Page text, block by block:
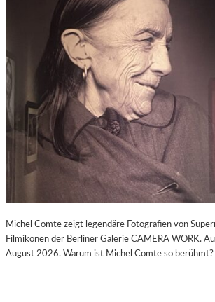
Michel Comte zeigt legendäre Fotografien von
Filmikonen der Berliner Galerie CAMERA WORK.
August 2026. Warum ist Michel Comte so berühmt?